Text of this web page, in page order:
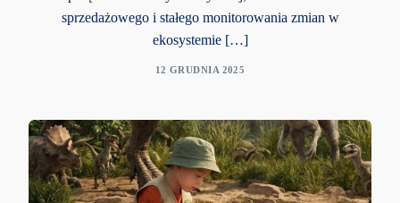
sprzedażowego i stałego monitorowania zmian w
ekosystemie […]
12 GRUDNIA 2025